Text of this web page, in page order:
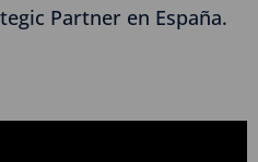
Partner en España.